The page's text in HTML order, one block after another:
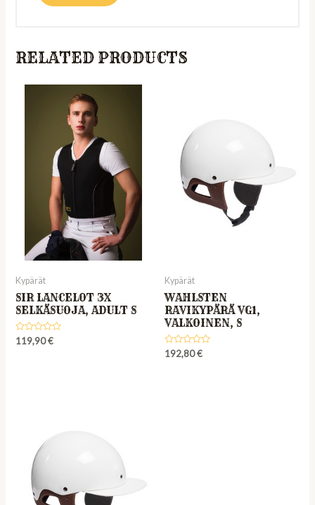
RELATED PRODUCTS
Kypärät
SIR LANCELOT 3X
SELKÄSUOJA, ADULT S
Rated
0
119,90€
Kypärät
WAHLSTEN
RAVIKYPÄRÄ VG1,
VALKOINEN, S
Rated
0
192,80€